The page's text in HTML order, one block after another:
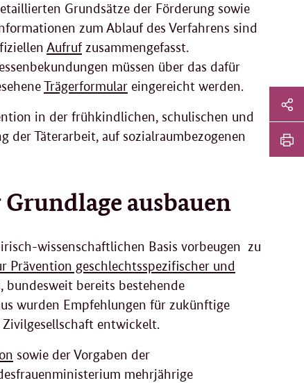
Grundsätze der Förderung sowie
zum Ablauf des Verfahrens sind
Aufrufzusammengefasst.
müssen über das dafür
Trägerformular eingereicht werden.
in der frühkindlichen, schulischen und
Täterarbeit, auf sozialraumbezogenen
ausbauen
wissenschaftlichen Basis vorbeugen zu
Prävention geschlechtsspezifischer und
bundesweit bereits bestehende
wurden Empfehlungen für zukünftige
entwickelt.
sowie der Vorgaben der
mehrjährige